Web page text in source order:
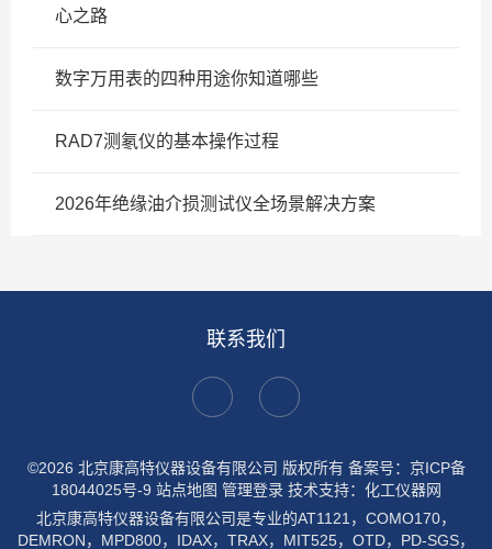
心之路
数字万用表的四种用途你知道哪些
RAD7测氡仪的基本操作过程
2026年绝缘油介损测试仪全场景解决方案
联系我们
©2026 北京康高特仪器设备有限公司 版权所有 备案号：京ICP备
18044025号-9 站点地图 管理登录技术支持： 化工仪器网
北京康高特仪器设备有限公司是专业的AT1121，COMO170，
DEMRON，MPD800，IDAX，TRAX，MIT525，OTD，PD-SGS，